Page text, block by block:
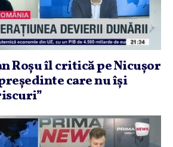
Roşu îl critică pe Nicuşor
care nu îşi